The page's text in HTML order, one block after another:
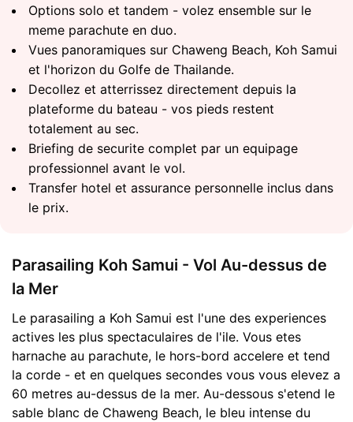
Options solo et tandem - volez ensemble sur le
meme parachute en duo.
Vues panoramiques sur Chaweng Beach, Koh Samui
et l'horizon du Golfe de Thailande.
Decollez et atterrissez directement depuis la
plateforme du bateau - vos pieds restent
totalement au sec.
Briefing de securite complet par un equipage
professionnel avant le vol.
Transfer hotel et assurance personnelle inclus dans
le prix.
Parasailing Koh Samui - Vol Au-dessus de
la Mer
Le parasailing a Koh Samui est l'une des experiences
actives les plus spectaculaires de l'ile. Vous etes
harnache au parachute, le hors-bord accelere et tend
la corde - et en quelques secondes vous vous elevez a
60 metres au-dessus de la mer. Au-dessous s'etend le
sable blanc de Chaweng Beach, le bleu intense du